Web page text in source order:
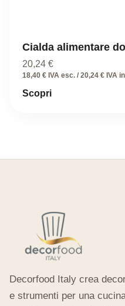
Cialda alimentare
20,24 €
18,40 € IVA esc. / 20,24 € IVA
Scopri
Decorfood Italy crea
e strumenti per una